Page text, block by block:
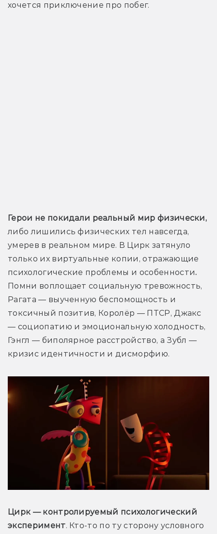
хочется приключение про побег.
Герои не покидали реальный мир физически,
либо лишились физических тел навсегда,
умерев в реальном мире. В Цирк затянуло
только их виртуальные копии, отражающие
психологические проблемы и особенности.
Помни воплощает социальную тревожность,
Рагата — выученную беспомощность и
токсичный позитив, Королёр — ПТСР, Джакс
— социопатию и эмоциональную холодность,
Гэнгл — биполярное расстройство, а Зубл —
кризис идентичности и дисморфию.
Цирк — контролируемый психологический
эксперимент. Кто-то по ту сторону условного